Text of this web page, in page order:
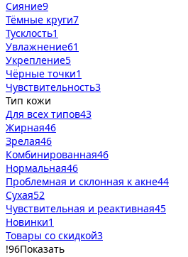
Сияние9
Тёмные круги7
Тусклость1
Увлажнение61
Укрепление5
Чёрные точки1
Чувствительность3
Тип кожи
Для всех типов43
Жирная46
Зрелая46
Комбинированная46
Нормальная46
Проблемная и склонная к акне44
Сухая52
Чувствительная и реактивная45
Новинки1
Товары со скидкой3
!96Показать